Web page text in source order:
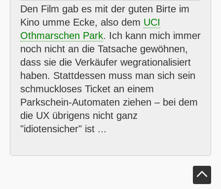
Den Film gab es mit der guten Birte im
Kino umme Ecke, also dem UCI
Othmarschen Park. Ich kann mich immer
noch nicht an die Tatsache gewöhnen,
dass sie die Verkäufer wegrationalisiert
haben. Stattdessen muss man sich sein
schmuckloses Ticket an einem
Parkschein-Automaten ziehen – bei dem
die UX übrigens nicht ganz
"idiotensicher" ist ...
Klick